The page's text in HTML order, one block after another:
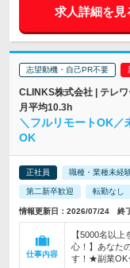
求人詳細を見
志望動機・自己PR不要
CLINKS株式会社 | テレ
月平均10.3h
＼フルリモートOK
OK
正社員 職種・業種未経
第二新卒歓迎 転勤なし
情報更新日：2026/07/24 終
仕事内容
【5000名以
心！】あなた
す！★副業